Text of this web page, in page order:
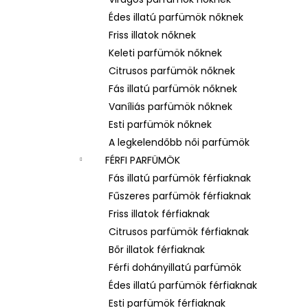
Édes illatú parfümök nőknek
Friss illatok nőknek
Keleti parfümök nőknek
Citrusos parfümök nőknek
Fás illatú parfümök nőknek
Vaníliás parfümök nőknek
Esti parfümök nőknek
A legkelendőbb női parfümök
FÉRFI PARFÜMÖK
Fás illatú parfümök férfiaknak
Fűszeres parfümök férfiaknak
Friss illatok férfiaknak
Citrusos parfümök férfiaknak
Bőr illatok férfiaknak
Férfi dohányillatú parfümök
Édes illatú parfümök férfiaknak
Esti parfümök férfiaknak
LATTAFA YARA – NŐI EAU DE PARFUM
Ft600